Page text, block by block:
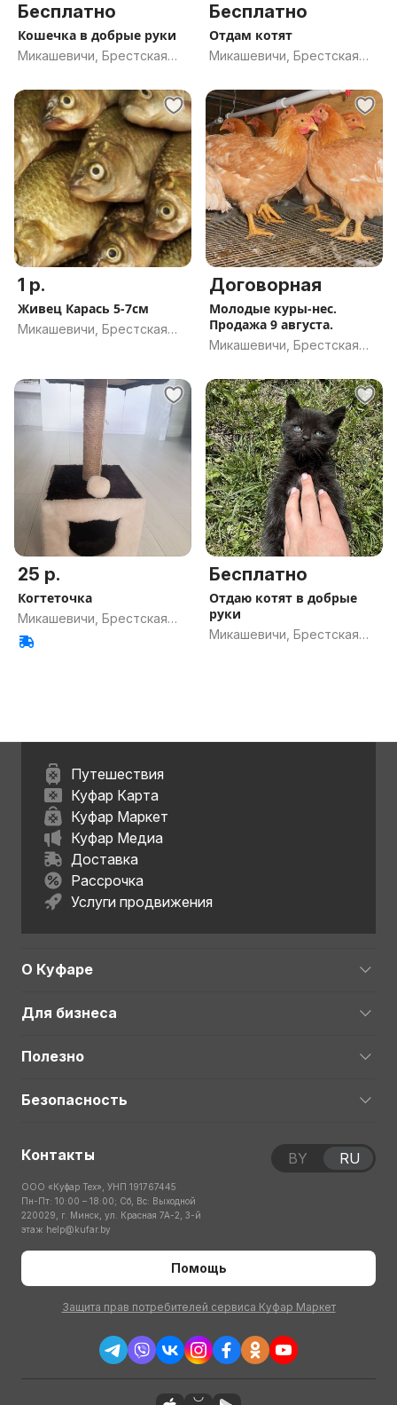
Бесплатно
Кошечка в добрые руки
Микашевичи, Брестская
Бесплатно
Отдам котят
Микашевичи, Брестская
1 р.
Живец Карась 5-7см
Микашевичи, Брестская
Договорная
Молодые куры-нес.
Продажа 9 августа.
Микашевичи, Брестская
25 р.
Когтеточка
Микашевичи, Брестская
обл.
Бесплатно
Отдаю котят в добрые
руки
Микашевичи, Брестская
Путешествия
Куфар Карта
Куфар Маркет
Куфар Медиа
Доставка
Рассрочка
Услуги продвижения
О Куфаре
Для бизнеса
Полезно
Безопасность
Контакты
ООО «Куфар Тех», УНП 191767445
Пн-Пт: 10:00 – 18:00; Сб, Вс: Выходной
220029, г. Минск, ул. Красная 7А-2, 3-й
этаж help@kufar.by
Помощь
Защита прав потребителей сервиса Куфар Маркет
BY RU